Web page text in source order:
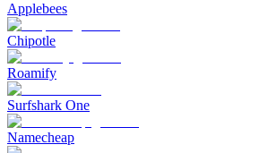
Applebees
Chipotle
Roamify
Surfshark One
Namecheap